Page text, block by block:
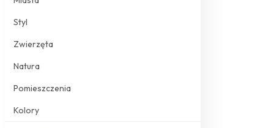
Styl
Zwierzęta
Natura
Pomieszczenia
Kolory